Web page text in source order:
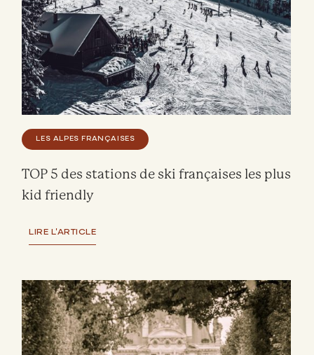
LES ALPES FRANÇAISES
TOP 5 des stations de ski françaises les plus
kid friendly
LIRE L'ARTICLE